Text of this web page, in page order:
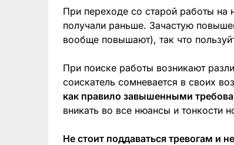
При переходе со старой работы на
получали раньше. Зачастую
вообще повышают), так что
При поиске работы возникают
соискатель сомневается в своих
как правило завышенными
вникать во все нюансы и тонкости
Не стоит поддаваться тревогам и